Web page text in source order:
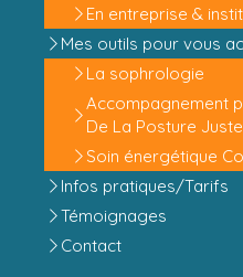
En entreprise &
Mes outils pour vous
La sophrologie
Accompagnement
De La Posture Juste
Soin énergétique
Infos pratiques/Tarifs
Témoignages
Contact